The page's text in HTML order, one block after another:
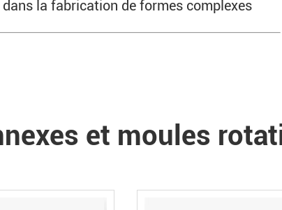
la fabrication de formes complexes
et moules